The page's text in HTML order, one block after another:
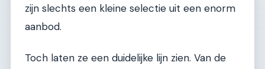
zijn slechts een kleine selectie uit een enorm
aanbod.
Toch laten ze een duidelijke lijn zien. Van de